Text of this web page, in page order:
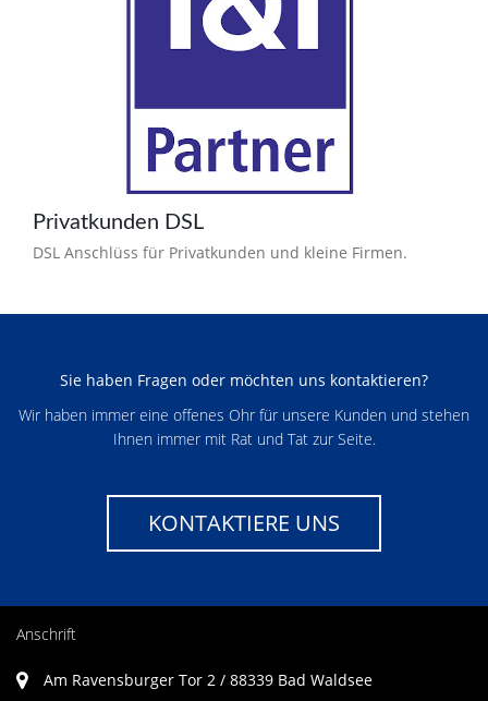
Privatkunden DSL
DSL Anschlüss für Privatkunden und kleine Firmen.
Sie haben Fragen oder möchten uns kontaktieren?
Wir haben immer eine offenes Ohr für unsere Kunden und stehen
Ihnen immer mit Rat und Tat zur Seite.
KONTAKTIERE UNS
Anschrift
Am Ravensburger Tor 2 / 88339 Bad Waldsee